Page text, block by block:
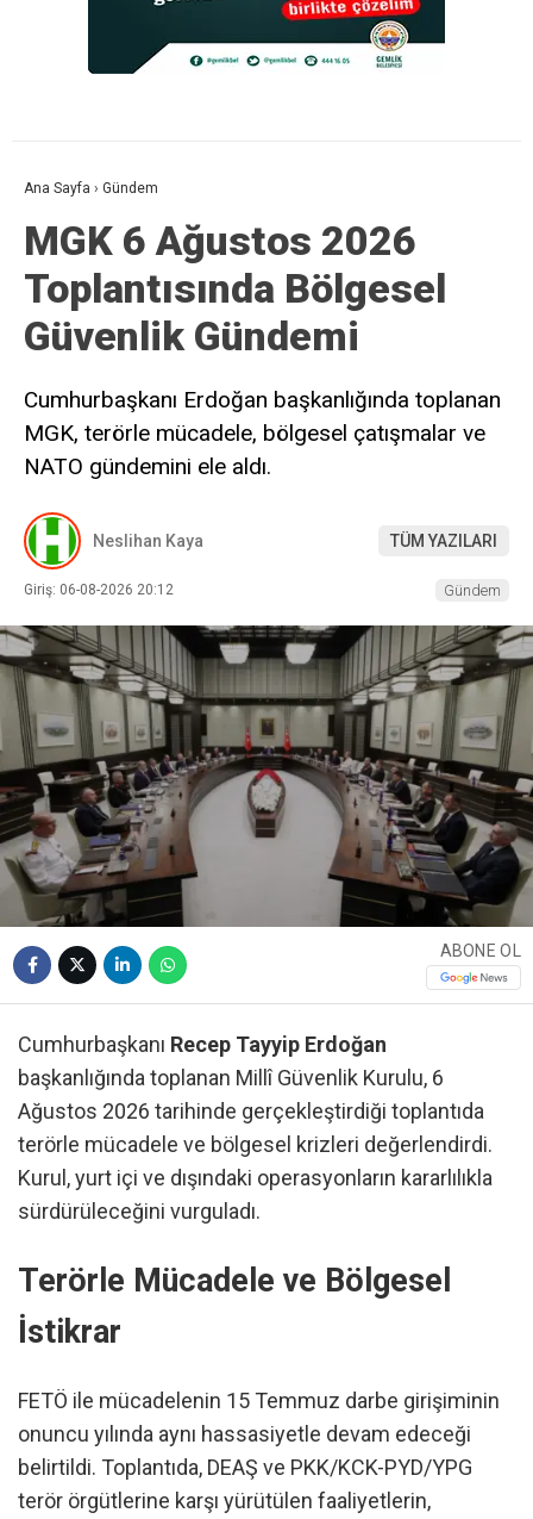
Ana Sayfa › Gündem
MGK 6 Ağustos 2026
Toplantısında Bölgesel
Güvenlik Gündemi
Cumhurbaşkanı Erdoğan başkanlığında toplanan
MGK, terörle mücadele, bölgesel çatışmalar ve
NATO gündemini ele aldı.
Neslihan Kaya TÜM YAZILARI
Giriş: 06-08-2026 20:12 Gündem
ABONE OL
Cumhurbaşkanı Recep Tayyip Erdoğan
başkanlığında toplanan Millî Güvenlik Kurulu, 6
Ağustos 2026 tarihinde gerçekleştirdiği toplantıda
terörle mücadele ve bölgesel krizleri değerlendirdi.
Kurul, yurt içi ve dışındaki operasyonların kararlılıkla
sürdürüleceğini vurguladı.
Terörle Mücadele ve Bölgesel
İstikrar
FETÖ ile mücadelenin 15 Temmuz darbe girişiminin
onuncu yılında aynı hassasiyetle devam edeceği
belirtildi. Toplantıda, DEAŞ ve PKK/KCK-PYD/YPG
terör örgütlerine karşı yürütülen faaliyetlerin,